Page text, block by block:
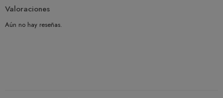
Valoraciones
Aún no hay reseñas.